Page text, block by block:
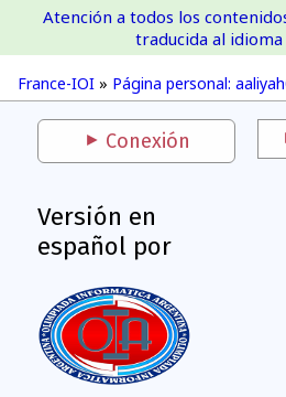
France-IOI » Página personal:
Atención a todos los
traducida al idioma
Conexión
Versión en
español por